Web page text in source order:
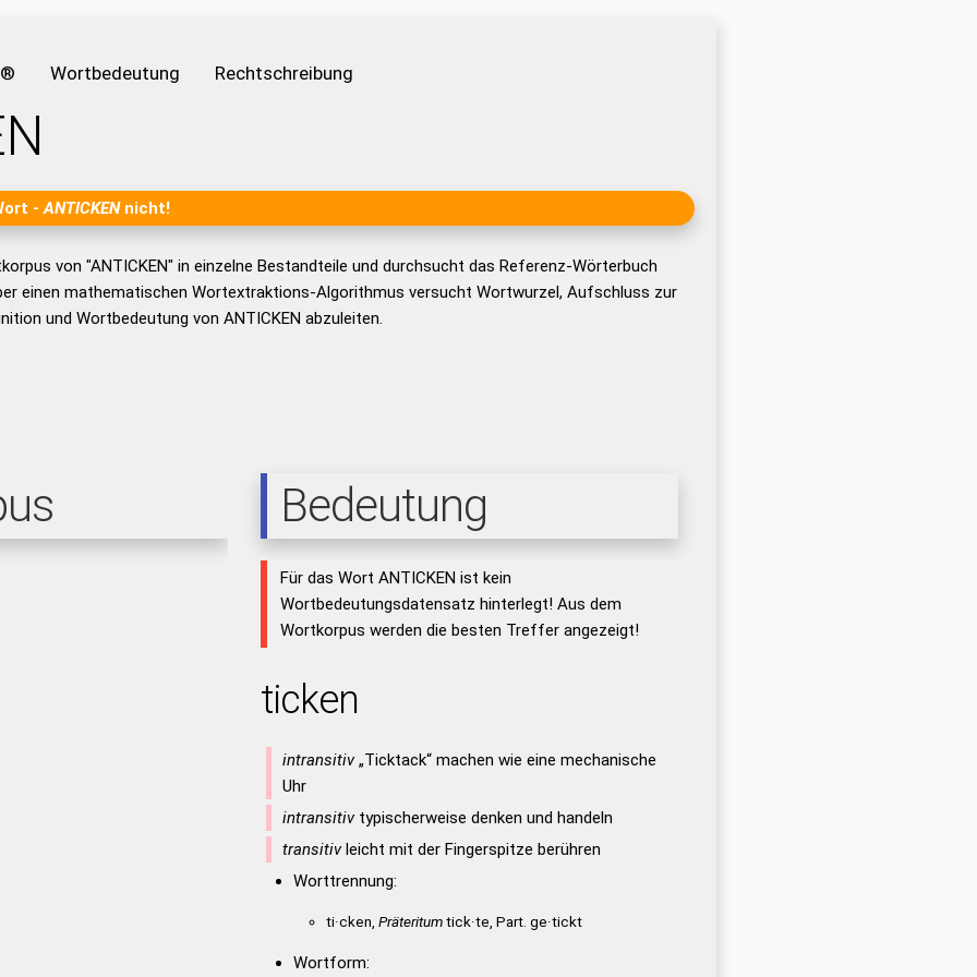
Wortbedeutung Rechtschreibung
-ANTICKENnicht!
von "ANTICKEN" in einzelne Bestandteile und durchsucht das Referenz-Wörterbuch
einen mathematischen Wortextraktions-Algorithmus versucht Wortwurzel, Aufschluss zur
und Wortbedeutung von ANTICKEN abzuleiten.
Bedeutung
Für das Wort ANTICKEN ist kein
Wortbedeutungsdatensatz hinterlegt! Aus dem
Wortkorpus werden die besten Treffer angezeigt!
ticken
intransitiv„Ticktack“ machen wie eine mechanische
Uhr
intransitivtypischerweise denken und handeln
transitivleicht mit der Fingerspitze berühren
Worttrennung:
ti·cken, Präteritumtick·te, Part. ge·tickt
Wortform: